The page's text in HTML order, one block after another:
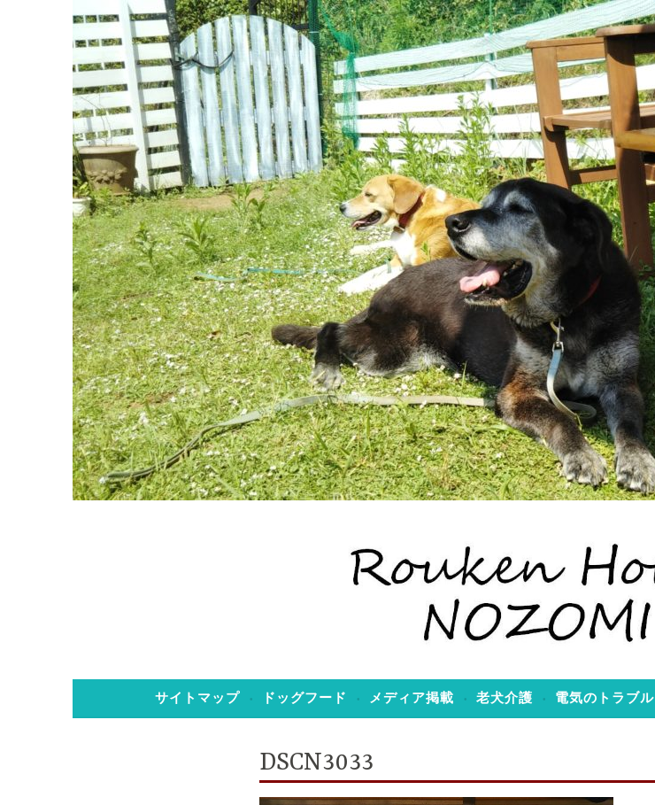
ン
ン
へ
ス
キ
ッ
プ
老犬ホーム のぞみ
サイトマップ ドッグフード メディア掲載 老犬介護 電気のトラブル
DSCN3033